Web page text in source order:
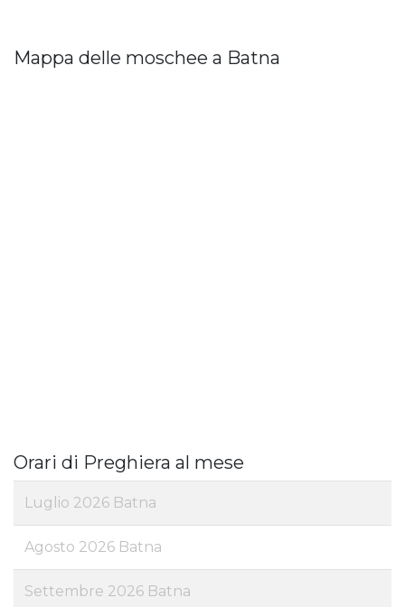
Mappa delle moschee a Batna
Orari di Preghiera al mese
Luglio 2026 Batna
Agosto 2026 Batna
Settembre 2026 Batna